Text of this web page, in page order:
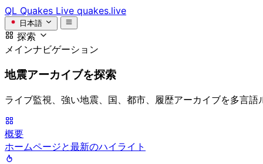
QL Quakes Live quakes.live
日本語
探索
メインナビゲーション
地震アーカイブを探索
ライブ監視、強い地震、国、都市、履歴アーカイブを多言語
概要
ホームページと最新のハイライト